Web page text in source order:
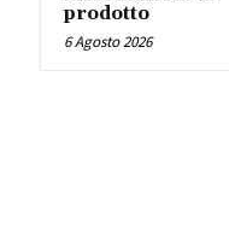
prodotto
6 Agosto 2026